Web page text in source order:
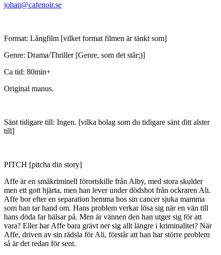
johan@cafenoir.se
Format: Långfilm [vilket format filmen är tänkt som]
Genre: Drama/Thriller [Genre, som det står;)]
Ca tid: 80min+
Original manus.
Sänt tidigare till: Ingen. [vilka bolag som du tidigare sänt ditt alster
till]
PITCH [pitcha din story]
Affe är en småkriminell förortskille från Alby, med stora skulder
men ett gott hjärta, men han lever under dödshot från ockraren Ali.
Affe bor efter en separation hemma hos sin cancer sjuka mamma
som han tar hand om. Hans problem verkar lösa sig när en vän till
hans döda far hälsar på. Men är vännen den han utger sig för att
vara? Eller har Affe bara grävt ner sig allt längre i kriminalitet? När
Affe, driven av sin rädsla för Ali, förstår att han har större problem
så är det redan för sent.